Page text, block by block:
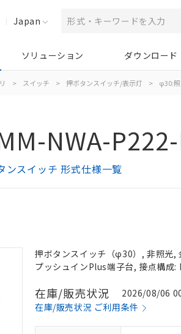
Japan
ソリューション ダウンロード
> スイッチ > 押ボタンスイッチ/表示灯 > φ30:
NWA-
スイッチ 形式仕様一覧
押ボタンスイッチ（φ30）, 非照光,
プッシュインPlus端子台, 接点構成:
在庫/販売状況
2026/08/06
在庫/販売状況 ご利用条件